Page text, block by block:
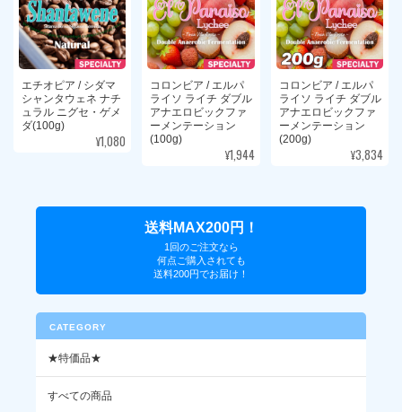
コロンビア / ベジャ・ビスタ農園 チロソ ウォッシュト(100g)
2026/07/30
ついつい、手が伸びてしまう。好みの銘柄です🥰
夏雲、猛暑もこのブレンドに再会できる季節と思えば嬉しい☺️毎
エチオピア / シダマ
シャンタウェネ ナチ
ュラル ニグセ・ゲメ
ダ(100g)
¥1,080
コロンビア / エルパ
ライソ ライチ ダブル
アナエロビックファ
ーメンテーション
(100g)
¥1,944
コロンビア / エルパ
ライソ ライチ ダブル
アナエロビックファ
ーメンテーション
(200g)
¥3,834
送料MAX200円！
1回のご注文なら
何点ご購入されても
送料200円でお届け！
CATEGORY
★特価品★
すべての商品